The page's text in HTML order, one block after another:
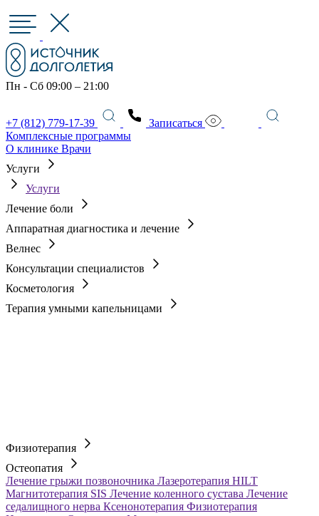
Пн - Сб 09:00 – 21:00
+7 (812) 779-17-39
Записаться
Комплексные программы
О клинике Врачи
Услуги
Услуги
Лечение боли
Аппаратная диагностика и лечение
Велнес
Консультации специалистов
Косметология
Терапия умными капельницами
Физиотерапия
Остеопатия
Лечение грыжи позвоночника Лазеротерапия HILT
Магнитотерапия SIS Лечение коленного сустава Лечение
седалищного нерва Ксенонотерапия Физиотерапия